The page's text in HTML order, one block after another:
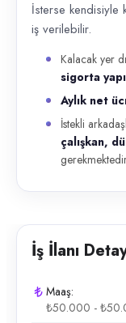
İsterse kendisiyle
iş verilebilir.
Kalacak yer
sigorta
Aylık net
İstekli
çalışkan,
İş İlanı
Maaş:
₺50.000 -